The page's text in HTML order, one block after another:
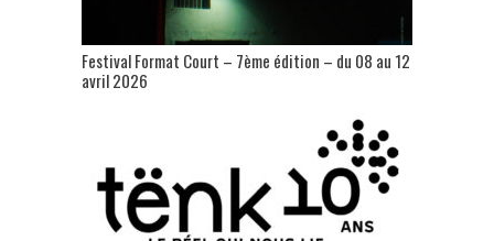
Festival Format Court – 7ème édition – du 08 au 12
avril 2026